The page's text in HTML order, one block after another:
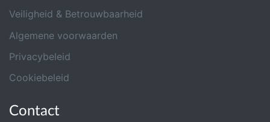
Veiligheid & Betrouwbaarheid
Algemene voorwaarden
Privacybeleid
Cookiebeleid
Contact